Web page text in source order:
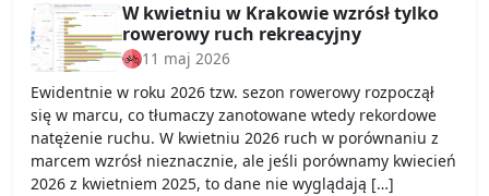
W kwietniu w Krakowie wzrósł tylko
rowerowy ruch rekreacyjny
11 maj 2026
Ewidentnie w roku 2026 tzw. sezon rowerowy rozpoczął
się w marcu, co tłumaczy zanotowane wtedy rekordowe
natężenie ruchu. W kwietniu 2026 ruch w porównaniu z
marcem wzrósł nieznacznie, ale jeśli porównamy kwiecień
2026 z kwietniem 2025, to dane nie wyglądają […]